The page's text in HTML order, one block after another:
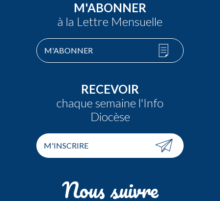
M'ABONNER
à la Lettre Mensuelle
M'ABONNER
RECEVOIR
chaque semaine l'Info
Diocèse
M'INSCRIRE
Nous suivre